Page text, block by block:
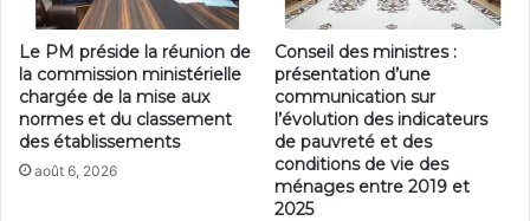
Le PM préside la réunion de
la commission ministérielle
chargée de la mise aux
normes et du classement
des établissements
août 6, 2026
Conseil des ministres :
présentation d’une
communication sur
l’évolution des indicateurs
de pauvreté et des
conditions de vie des
ménages entre 2019 et
2025